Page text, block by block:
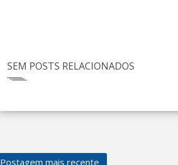
SEM POSTS RELACIONADOS
Postagem mais recente